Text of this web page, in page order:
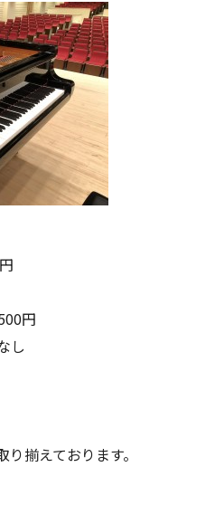
円
し
揃えております。